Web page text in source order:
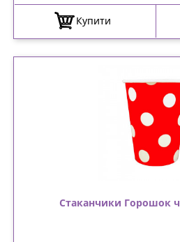
Купити
Стаканчики Горошок